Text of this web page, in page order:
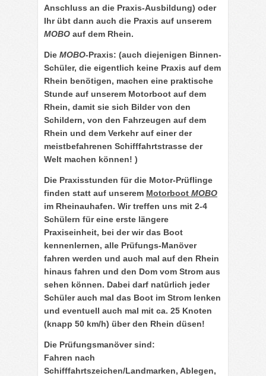
Anschluss an die Praxis-Ausbildung) oder
Ihr übt dann auch die Praxis auf unserem
MOBO auf dem Rhein.
Die MOBO-Praxis: (auch diejenigen Binnen-
Schüler, die eigentlich keine Praxis auf dem
Rhein benötigen, machen eine praktische
Stunde auf unserem Motorboot auf dem
Rhein, damit sie sich Bilder von den
Schildern, von den Fahrzeugen auf dem
Rhein und dem Verkehr auf einer der
meistbefahrenen Schifffahrtstrasse der
Welt machen können! )
Die Praxisstunden für die Motor-Prüflinge
finden statt auf unserem Motorboot MOBO
im Rheinauhafen. Wir treffen uns mit 2-4
Schülern für eine erste längere
Praxiseinheit, bei der wir das Boot
kennenlernen, alle Prüfungs-Manöver
fahren werden und auch mal auf den Rhein
hinaus fahren und den Dom vom Strom aus
sehen können. Dabei darf natürlich jeder
Schüler auch mal das Boot im Strom lenken
und eventuell auch mal mit ca. 25 Knoten
(knapp 50 km/h) über den Rhein düsen!
Die Prüfungsmanöversind:
Fahren nach
Schifffahrtszeichen/Landmarken, Ablegen,